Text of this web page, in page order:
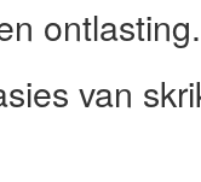
ontlasting.
van